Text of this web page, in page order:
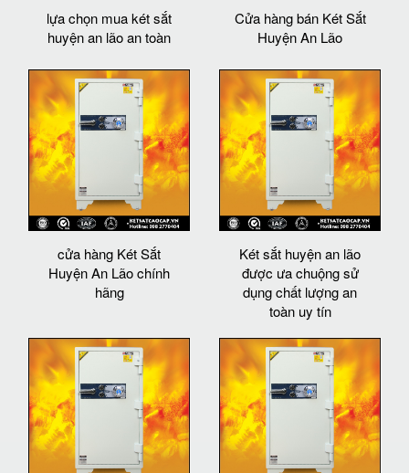
lựa chọn mua két sắt
huyện an lão an toàn
Cửa hàng bán Két Sắt
Huyện An Lão
cửa hàng Két Sắt
Huyện An Lão chính
hãng
Két sắt huyện an lão
được ưa chuộng sử
dụng chất lượng an
toàn uy tín